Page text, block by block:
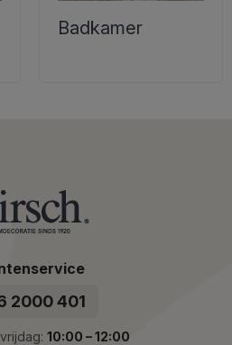
Badkamer
2000 401
10:00 – 12:00